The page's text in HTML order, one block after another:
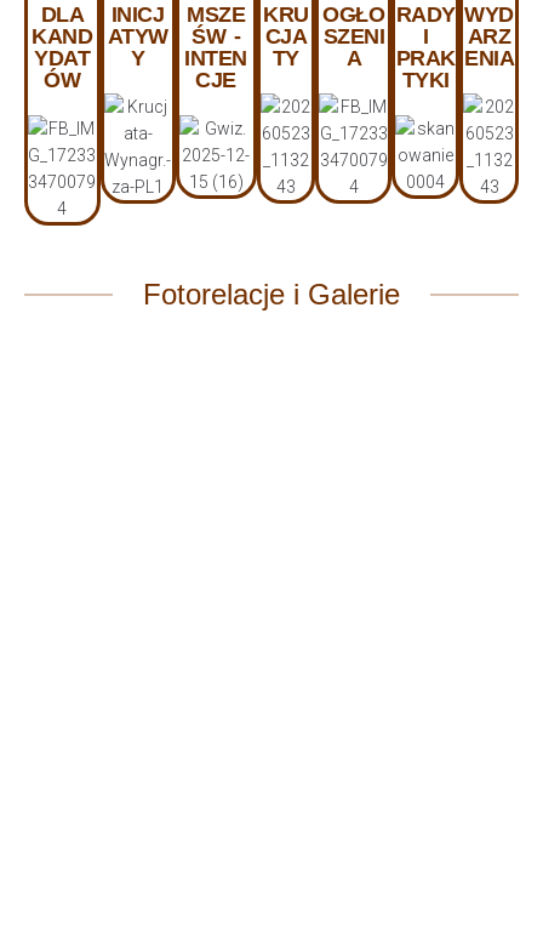
DLA
KAND
YDAT
ÓW
INICJ
ATYW
Y
MSZE
ŚW -
INTEN
CJE
KRU
CJA
TY
OGŁO
SZENI
A
RADY
I
PRAK
TYKI
WYD
ARZ
ENIA
Fotorelacje i Galerie